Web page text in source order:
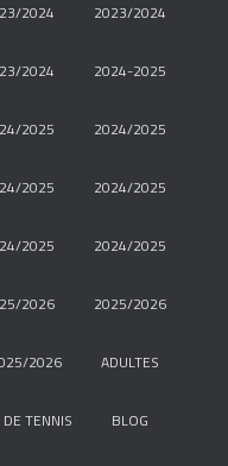
2024 2023/2024
2024 2024-2025
2025 2024/2025
2025 2024/2025
2025 2024/2025
2026 2025/2026
2026 ADULTES
TENNIS BLOG